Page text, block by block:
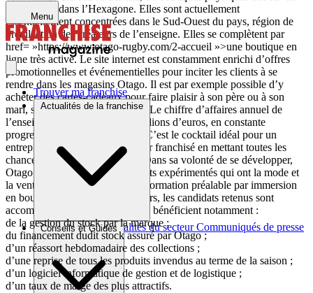
Menu
Trouver ma franchise
Actualités de la franchise
Brèves et actus Actualités du secteur Communiqués de presse
Interviews
Conseils et Guides
leurs portes dans l’Hexagone. Elles sont actuellement
essentiellement concentrées dans le Sud-Ouest du pays, région de
prédilection des créateurs de l’enseigne. Elles se complètent par
href= »https://www.otago-rugby.com/2-accueil »>une boutique en
ligne très active. Le site internet est constamment enrichi d’offres
promotionnelles et événementielles pour inciter les clients à se
rendre dans les magasins Otago. Il est par exemple possible d’y
acheter des cartes-cadeaux pour faire plaisir à son père ou à son
mari, sans risquer de se tromper. Le chiffre d’affaires annuel de
l’enseigne est de l’ordre de 5 millions d’euros, en constante
progression année après année. C’est le cocktail idéal pour un
entrepreneur qui souhaite devenir franchisé en mettant toutes les
chances de succès de son côté. Dans sa volonté de se développer,
Otago recherche des commerçants expérimentés qui ont la mode et
la vente en passions. Après une formation préalable par immersion
en boutique d’une dizaine de jours, les candidats retenus sont
accompagnés en permanence. Ils bénéficient notamment :
de la gestion du stock par la marque ;
du financement dudit stock assuré par Otago ;
d’un réassort hebdomadaire des collections ;
d’une reprise de tous les produits invendus au terme de la saison ;
d’un logiciel informatique de gestion et de logistique ;
d’un taux de marge des plus attractifs.